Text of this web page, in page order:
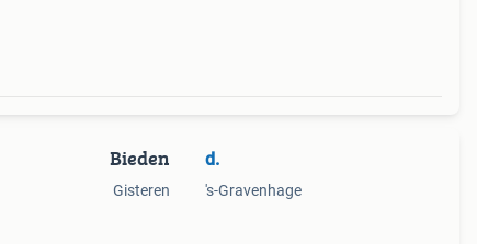
Bieden
Gisteren
d.
's-Gravenhage